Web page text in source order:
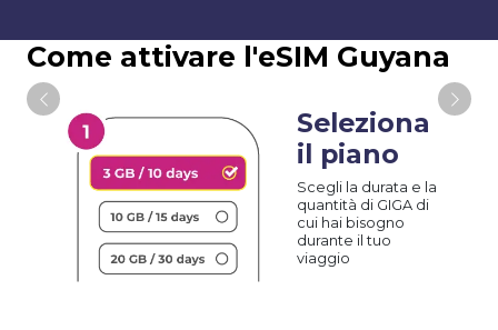
Come attivare l'eSIM Guyana
Seleziona
il piano
Scegli la durata e la
quantità di GIGA di
cui hai bisogno
durante il tuo
viaggio